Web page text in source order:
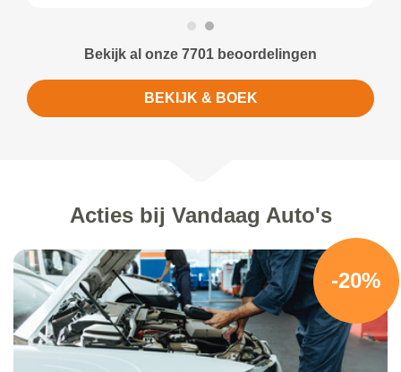
Bekijk al onze 7701 beoordelingen
BEKIJK & BOEK
Acties bij Vandaag Auto's
-20%